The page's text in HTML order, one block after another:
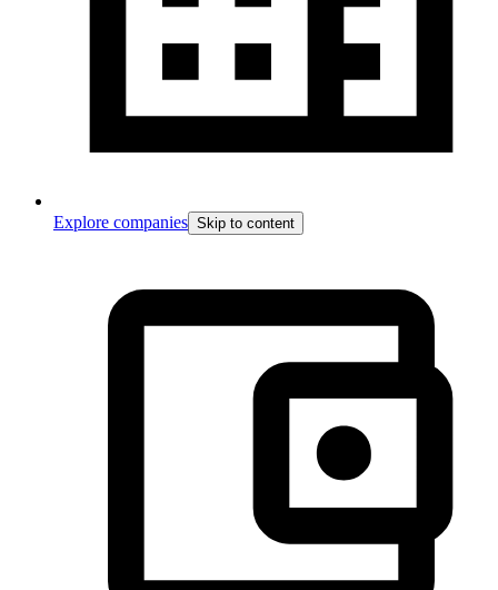
Explore companies Skip to content